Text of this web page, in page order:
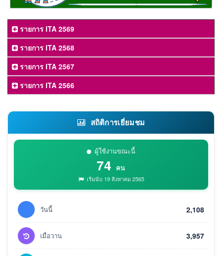
รายการ ITA 2569
รายการ ITA 2568
รายการ ITA 2567
รายการ ITA 2566
สถิติการเยี่ยมชม
ผู้ใช้งานขณะนี้
74 คน
เริ่มนับ 19 สิงหาคม 2565
วันนี้ 2,108
เมื่อวาน 3,957